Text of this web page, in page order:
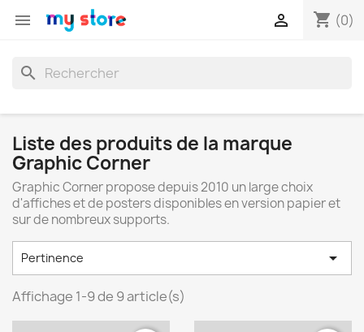
 shopping_cart (0)

search
Liste des produits de la marque
Graphic Corner
Graphic Corner propose depuis 2010 un large choix
d'affiches et de posters disponibles en version papier et
sur de nombreux supports.
Pertinence 
Affichage 1-9 de 9 article(s)